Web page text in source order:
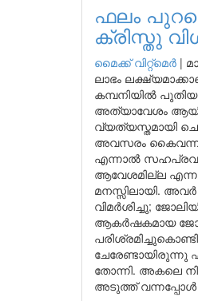
ഫലം
ക്രിസ്തു
മൈക്ക് വിറ്റ്മെർ |
ലാഭം
കമ്പനിയിൽ പുതിയ
അത്യാവേശം
വ്യത്യസ്തമായി
അവസരം
എന്നാൽ
ആവേശമില്ല
മനസ്സിലായി.
വിമർശിച്ചു;
ആകർഷകമായ
തോന്നി. അകലെ
അടുത്ത് വന്നപ്പോൾ